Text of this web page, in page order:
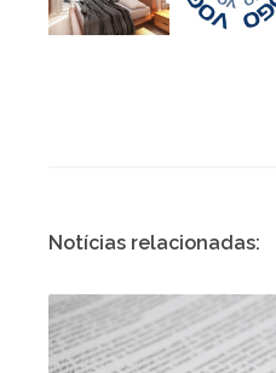
Notícias relacionadas: